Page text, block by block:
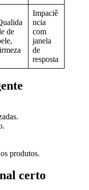
de
Impaciê
ncia
com
janela
de
resposta
produtos.
certo